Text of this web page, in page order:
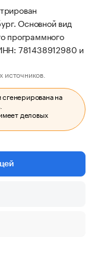
Основной вид
программного
781438912980 и
источников.
на
деловых